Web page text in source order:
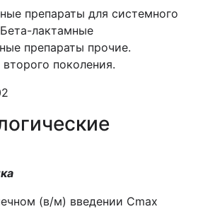
препараты для системного
лактамные
препараты прочие.
поколения.
(в/м) введении Сmax